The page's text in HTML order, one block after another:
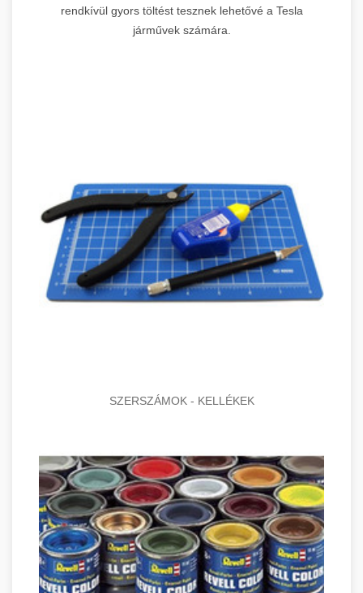
rendkívül gyors töltést tesznek lehetővé a Tesla
járművek számára.
SZERSZÁMOK - KELLÉKEK